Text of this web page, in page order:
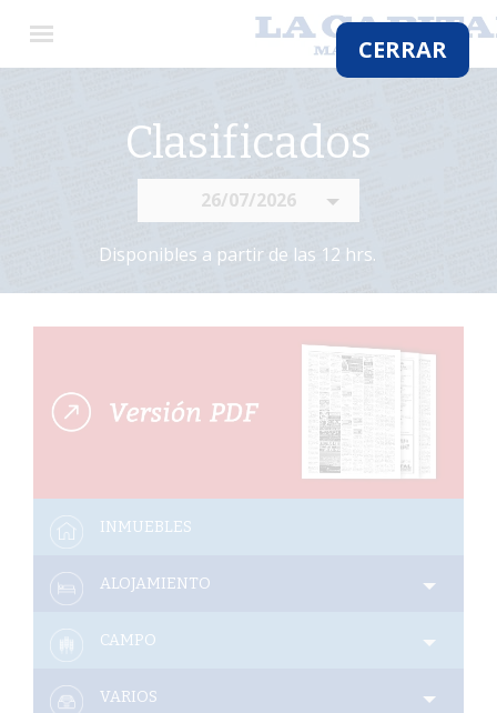
CERRAR
×
La
Tecnología
Interés
General
La
Arte
Clasificados
26/07/2026
Disponibles a partir de las 12 hrs.
INMUEBLES
ALOJAMIENTO
CAMPO
VARIOS